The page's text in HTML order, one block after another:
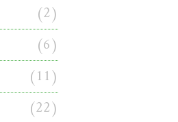
(2)
(6)
(11)
(22)